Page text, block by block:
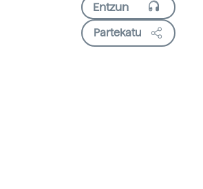
Partekatu